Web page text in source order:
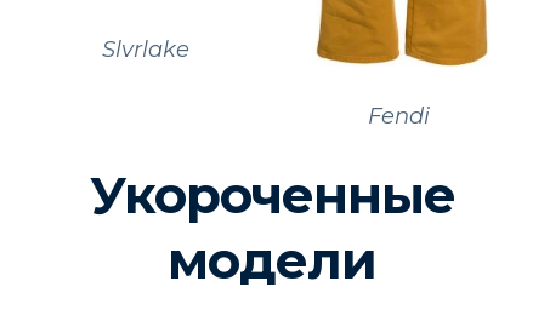
Slvrlake
Fendi
Укороченные
модели